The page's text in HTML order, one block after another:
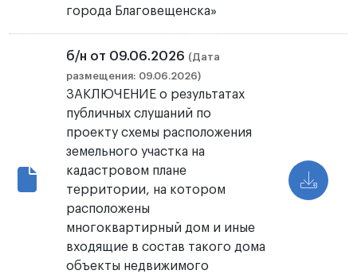
города Благовещенска»
б/н от 09.06.2026 (Дата
размещения: 09.06.2026)
ЗАКЛЮЧЕНИЕ о результатах
публичных слушаний по
проекту схемы расположения
земельного участка на
кадастровом плане
территории, на котором
расположены
многоквартирный дом и иные
входящие в состав такого дома
объекты недвижимого